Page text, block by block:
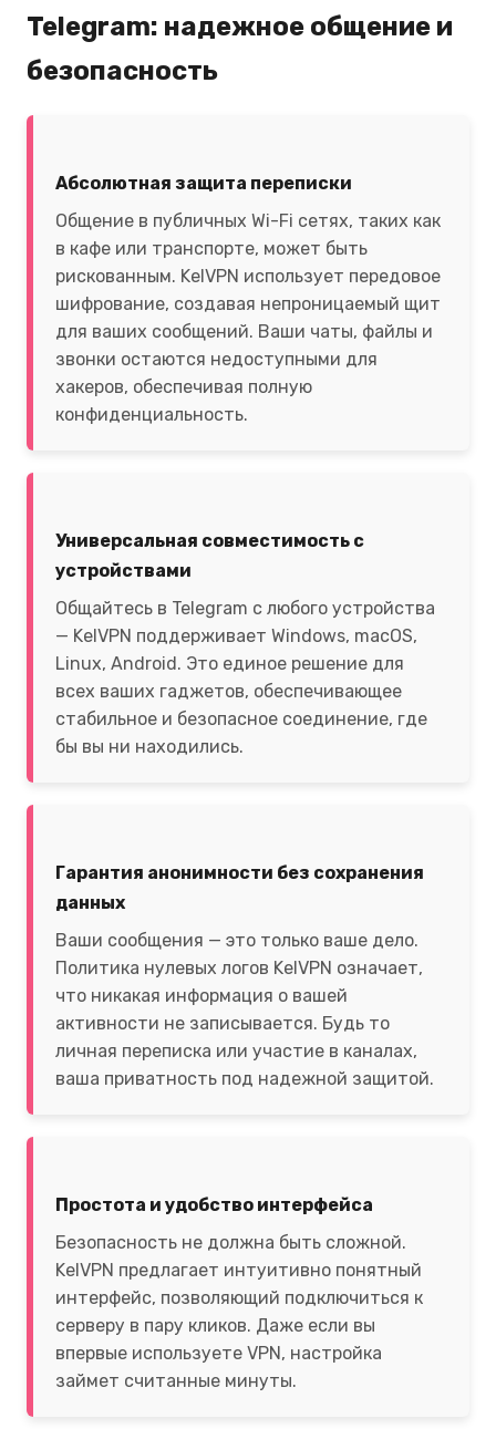
Telegram: надежное общение и
безопасность
Абсолютная защита переписки
Общение в публичных Wi-Fi сетях, таких как
в кафе или транспорте, может быть
рискованным. KelVPN использует передовое
шифрование, создавая непроницаемый щит
для ваших сообщений. Ваши чаты, файлы и
звонки остаются недоступными для
хакеров, обеспечивая полную
конфиденциальность.
Универсальная совместимость с
устройствами
Общайтесь в Telegram с любого устройства
— KelVPN поддерживает Windows, macOS,
Linux, Android. Это единое решение для
всех ваших гаджетов, обеспечивающее
стабильное и безопасное соединение, где
бы вы ни находились.
Гарантия анонимности без сохранения
данных
Ваши сообщения — это только ваше дело.
Политика нулевых логов KelVPN означает,
что никакая информация о вашей
активности не записывается. Будь то
личная переписка или участие в каналах,
ваша приватность под надежной защитой.
Простота и удобство интерфейса
Безопасность не должна быть сложной.
KelVPN предлагает интуитивно понятный
интерфейс, позволяющий подключиться к
серверу в пару кликов. Даже если вы
впервые используете VPN, настройка
займет считанные минуты.